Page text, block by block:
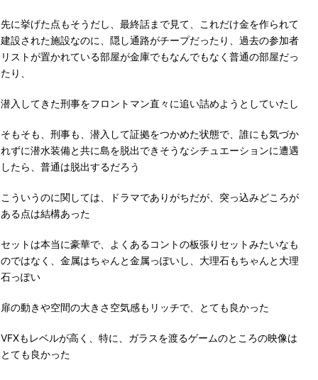
先に挙げた点もそうだし、最終話まで見て、これだけ金を作られて
建設された施設なのに、隠し通路がチープだったり、過去の参加者
リストが置かれている部屋が金庫でもなんでもなく普通の部屋だっ
たり、
潜入してきた刑事をフロントマン直々に追い詰めようとしていたし
そもそも、刑事も、潜入して証拠をつかめた状態で、誰にも気づか
れずに潜水装備と共に島を脱出できそうなシチュエーションに遭遇
したら、普通は脱出するだろう
こういうのに関しては、ドラマでありがちだが、突っ込みどころが
ある点は結構あった
セットは本当に豪華で、よくあるコントの板張りセットみたいなも
のではなく、金属はちゃんと金属っぽいし、大理石もちゃんと大理
石っぽい
扉の動きや空間の大きさ空気感もリッチで、とても良かった
VFXもレベルが高く、特に、ガラスを渡るゲームのところの映像は
とても良かった